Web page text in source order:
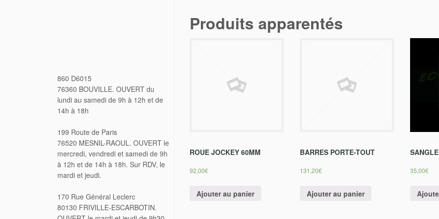
860 D6015
76360 BOUVILLE. OUVERT du
lundi au samedi de 9h à 12h et de
14h à 18h
199 Route de Paris
76520 MESNIL-RAOUL. OUVERT le
mercredi, vendredi et samedi de 9h
à 12h et de 14h à 18h. Sur RDV, le
mardi et jeudi.
170 Rue Général Leclerc
80130 FRIVILLE-ESCARBOTIN.
Produits apparentés
ROUE JOCKEY 60MM
92,00€
Ajouter au panier
BARRES PORTE-TOUT
131,20€
Ajouter au panier
35,00€